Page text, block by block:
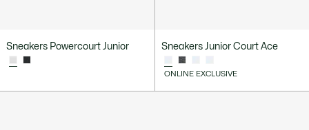
Sneakers Powercourt Junior Sneakers Junior Court Ace
ONLINE EXCLUSIVE